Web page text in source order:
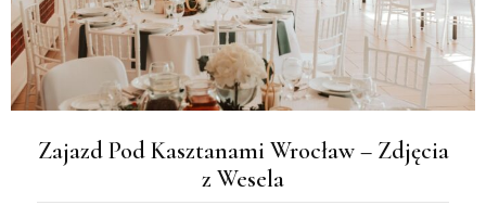
Zajazd Pod Kasztanami Wrocław – Zdjęcia
z Wesela